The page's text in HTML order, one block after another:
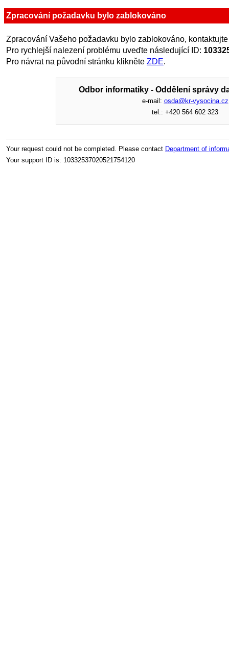
Zpracování požadavku bylo zablokováno
Zpracování Vašeho požadavku bylo zablokováno,
Pro rychlejší nalezení problému uveďte následující ID:
Pro návrat na původní stránku klikněte ZDE.
Odbor informatiky - Oddělení správy
e-mail: osda@kr-vysocina.cz
tel.: +420 564 602 323
Your request could not be completed. Please contact Department of
Your support ID is: 10332537020521754120